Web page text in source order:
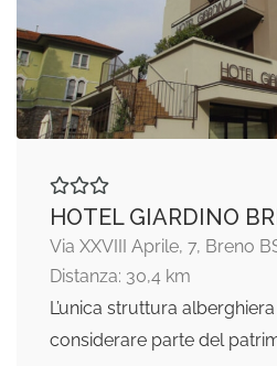
HOTEL GIARDINO
Via XXVIII Aprile, 7, Breno
Distanza: 30,4 km
L’unica struttura
considerare parte del